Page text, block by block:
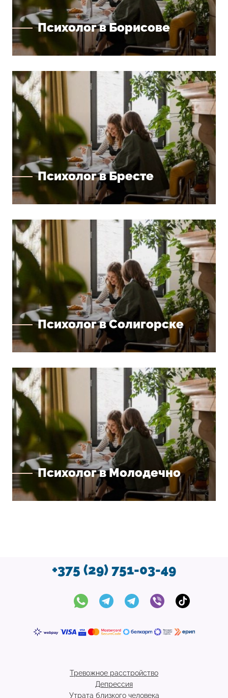
Психолог в Борисове
Психолог в Бресте
Психолог в Солигорске
Психолог в Молодечно
Тревожное расстройство
Депрессия
Утрата близкого человека
+375 (29) 751-03-49